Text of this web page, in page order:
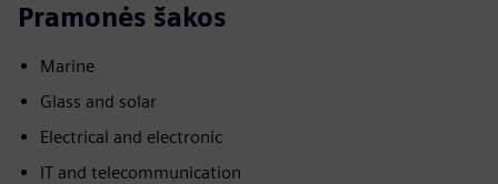
Pramonės šakos
Marine
Glass and solar
Electrical and electronic
IT and telecommunication